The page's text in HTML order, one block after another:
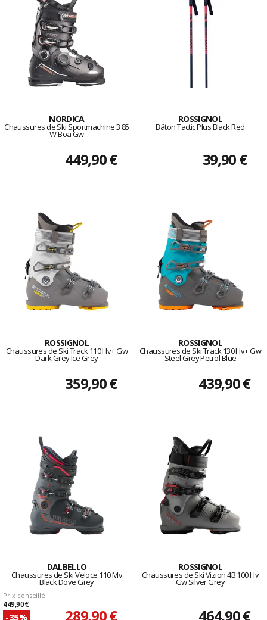
NORDICA
Chaussures de Ski Sportmachine 3 85
W Boa Gw
449,90 €
ROSSIGNOL
Bâton Tactic Plus Black Red
39,90 €
ROSSIGNOL
Chaussures de Ski Track 110 Hv+ Gw
Dark Grey Ice Grey
359,90 €
ROSSIGNOL
Chaussures de Ski Track 130 Hv+ Gw
Steel Grey Petrol Blue
439,90 €
DALBELLO
Chaussures de Ski Veloce 110 Mv
Black Dove Grey
Prix conseillé
449,90 €
-35% 289,90 €
ROSSIGNOL
Chaussures de Ski Vizion 4B 100 Hv
Gw Silver Grey
464,90 €